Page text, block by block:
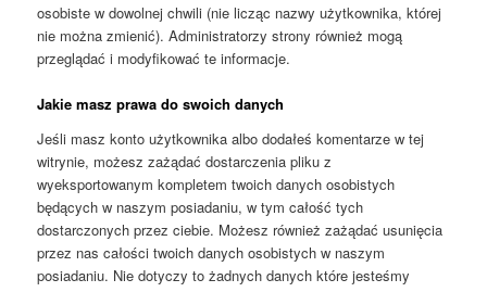
osobiste w dowolnej chwili (nie licząc nazwy użytkownika, której
nie można zmienić). Administratorzy strony również mogą
przeglądać i modyfikować te informacje.
Jakie masz prawa do swoich danych
Jeśli masz konto użytkownika albo dodałeś komentarze w tej
witrynie, możesz zażądać dostarczenia pliku z
wyeksportowanym kompletem twoich danych osobistych
będących w naszym posiadaniu, w tym całość tych
dostarczonych przez ciebie. Możesz również zażądać usunięcia
przez nas całości twoich danych osobistych w naszym
posiadaniu. Nie dotyczy to żadnych danych które jesteśmy